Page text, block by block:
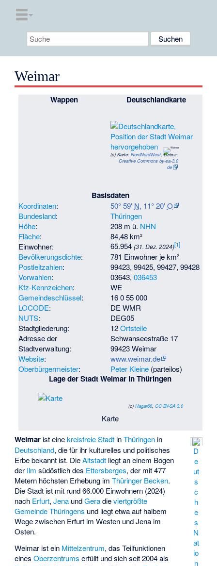
Weimar
Wappen Deutschlandkarte
(c) Karte: NordNordWest, Lizenz:
Creative Commons by-sa-3.0
de
Basisdaten
Koordinaten: 50° 59′ N, 11° 20′O
Bundesland:
Thüringen
Höhe: 208 m ü. NHN
Fläche:
84,48 km²
Einwohner:
65.954 (31. Dez. 2024)[1]
Bevölkerungsdichte:
781 Einwohner je km²
Postleitzahlen:
99423, 99425, 99427, 99428
Vorwahlen: 03643, 036453
Kfz-Kennzeichen:
WE
Gemeindeschlüssel:
16 0 55 000
LOCODE:
DE WMR
NUTS:
DEG05
Stadtgliederung:
12Ortsteile
Adresse der
Stadtverwaltung:
Schwanseestraße 17
99423 Weimar
Website:
www.weimar.de
Oberbürgermeister: Peter Kleine(parteilos)
Lage der Stadt Weimar in Thüringen
(c) Hagar66, CC BY-SA 3.0
Karte
D
e
ut
s
c
h
e
s
N
at
io
n
Weimar ist einekreisfreie Stadt inThüringen in
Deutschland, die für ihr kulturelles und politisches
Erbe bekannt ist. DieAltstadt liegt an einem Bogen
der Ilm südöstlich des Ettersberges, der mit 477
Metern höchsten Erhebung imThüringer Becken.
Die Stadt ist mit rund 66.000 Einwohnern (2024)
nach Erfurt,Jena undGeradieviertgrößte
Gemeinde Thüringens und liegt etwa auf halbem
Wege zwischen Erfurt im Westen und Jena im
Osten.
Weimar ist ein Mittelzentrum, das Teilfunktionen
einesOberzentrums erfüllt und sich seit 2004 als